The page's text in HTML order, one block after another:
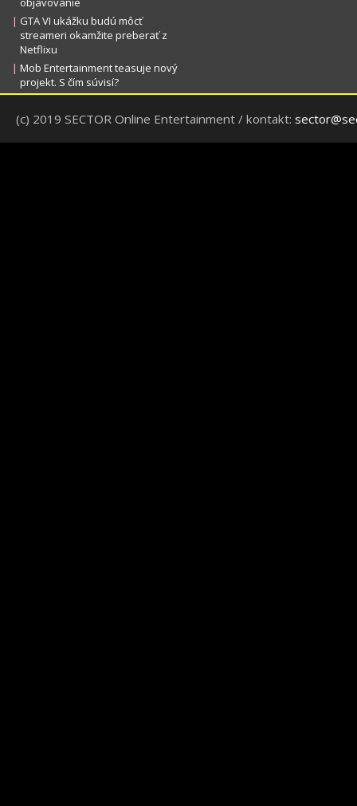
| GTA VI ukážku budú môcť
streameri okamžite preberať z
Netflixu
| Mob Entertainment teasuje nový
projekt. S čím súvisí?
(c) 2019 SECTOR Online Entertainment / kontakt: